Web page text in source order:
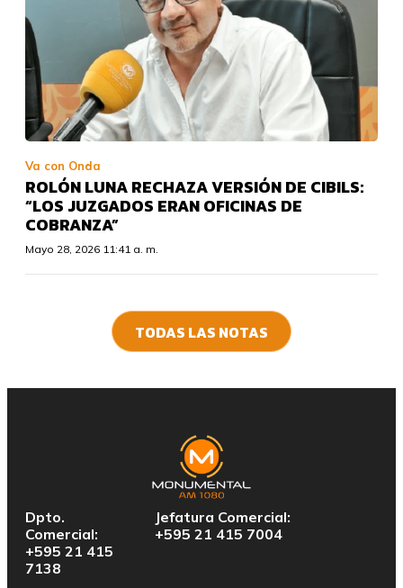
Va con Onda
ROLÓN LUNA RECHAZA VERSIÓN DE CIBILS:
“LOS JUZGADOS ERAN OFICINAS DE
COBRANZA”
Mayo 28, 2026 11:41 a. m.
TODAS LAS NOTAS
Dpto.
Comercial:
+595 21 415
7138
Jefatura Comercial:
+595 21 415 7004